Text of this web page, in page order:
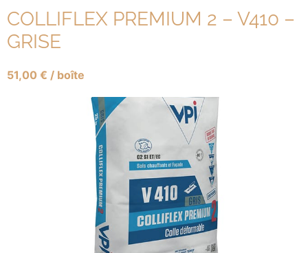
COLLIFLEX PREMIUM 2 – V410 –
GRISE
51,00 € / boîte